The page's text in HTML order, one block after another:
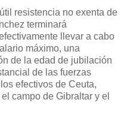
resistencia no exenta de
terminará
llevar a cabo
máximo, una
de la edad de jubilación
de las fuerzas
efectivos de Ceuta,
campo de Gibraltar y el